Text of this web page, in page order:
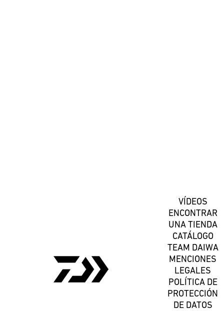
VÍDEOS
ENCONTRAR
UNA TIENDA
CATÁLOGO
TEAM DAIWA
MENCIONES
LEGALES
POLÍTICA DE
PROTECCIÓN
DE DATOS